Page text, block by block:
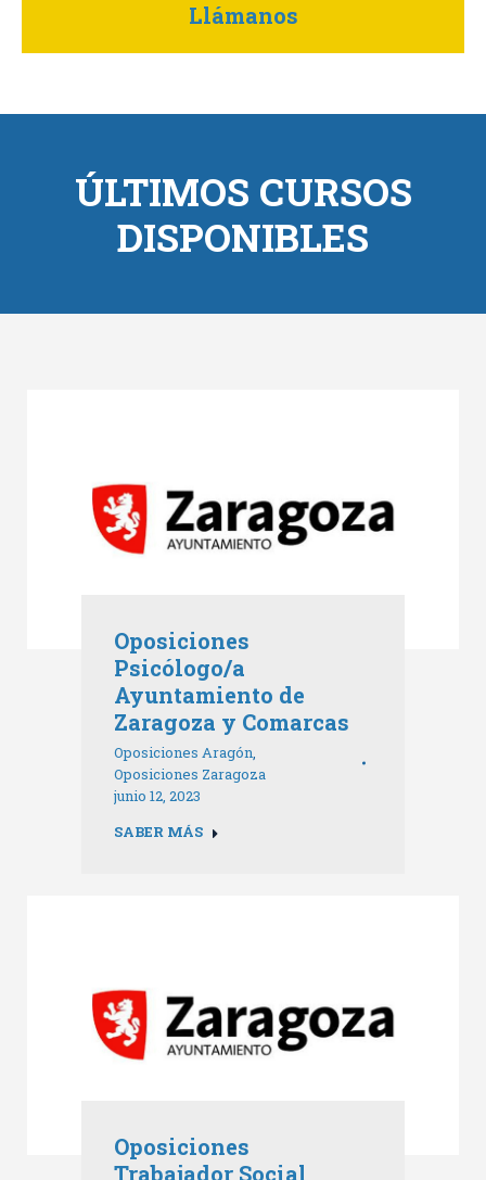
Llámanos
ÚLTIMOS CURSOS
DISPONIBLES
Oposiciones
Psicólogo/a
Ayuntamiento de
Zaragoza y Comarcas
Oposiciones Aragón,
Oposiciones Zaragoza
junio 12, 2023
SABER MÁS
Oposiciones
Trabajador Social